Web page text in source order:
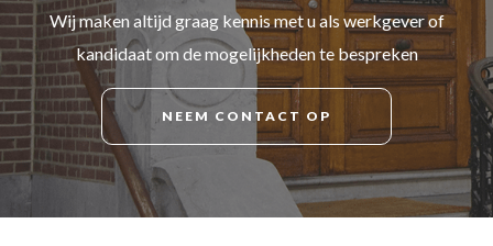
Wij maken altijd graag kennis met u als werkgever of
kandidaat om de mogelijkheden te bespreken
NEEM CONTACT OP